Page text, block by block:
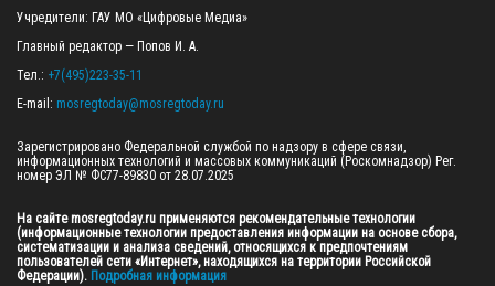
Учредители: ГАУ МО «Цифровые Медиа»
Главный редактор — Попов И. А.
Тел.: +7(495)223-35-11
E-mail: mosregtoday@mosregtoday.ru
Зарегистрировано Федеральной службой по надзору в сфере связи,
информационных технологий и массовых коммуникаций (Роскомнадзор) Рег.
номер ЭЛ № ФС77-89830 от 28.07.2025
На сайте mosregtoday.ru применяются рекомендательные технологии
(информационные технологии предоставления информации на основе сбора,
систематизации и анализа сведений, относящихся к предпочтениям
пользователей сети «Интернет», находящихся на территории Российской
Федерации). Подробная информация